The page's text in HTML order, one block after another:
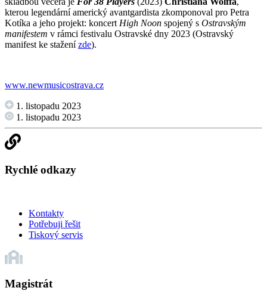
kterou legendární americký avantgardista zkomponoval pro Petra
Kotíka a jeho projekt: koncertHigh Noon spojený s Ostravským
manifestem v rámci festivalu Ostravské dny 2023 (Ostravský
manifest ke staženízde).
www.newmusicostrava.cz
1. listopadu 2023
1. listopadu 2023
Rychlé odkazy
Kontakty
Potřebuji řešit
Tiskový servis
Magistrát